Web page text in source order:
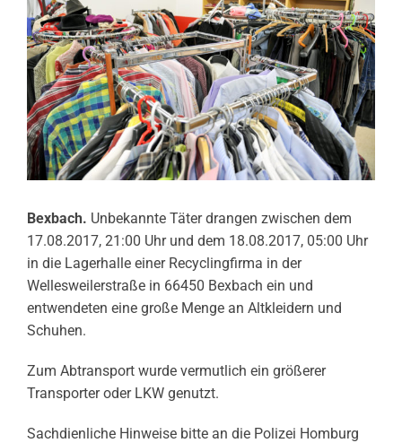
Bexbach. Unbekannte Täter drangen zwischen dem
17.08.2017, 21:00 Uhr und dem 18.08.2017, 05:00 Uhr
in die Lagerhalle einer Recyclingfirma in der
Wellesweilerstraße in 66450 Bexbach ein und
entwendeten eine große Menge an Altkleidern und
Schuhen.
Zum Abtransport wurde vermutlich ein größerer
Transporter oder LKW genutzt.
Sachdienliche Hinweise bitte an die Polizei Homburg